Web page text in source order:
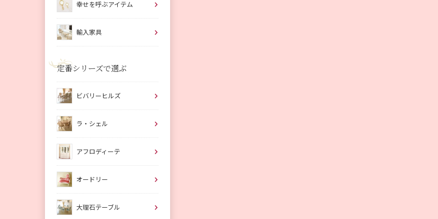
幸せを呼ぶアイテム
輸入家具
定番シリーズで選ぶ
ビバリーヒルズ
ラ・シェル
アフロディーテ
オードリー
大理石テーブル